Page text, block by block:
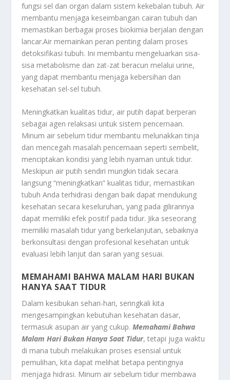
fungsi sel dan organ dalam sistem kekebalan tubuh. Air
membantu menjaga keseimbangan cairan tubuh dan
memastikan berbagai proses biokimia berjalan dengan
lancar.Air memainkan peran penting dalam proses
detoksifikasi tubuh. Ini membantu mengeluarkan sisa-
sisa metabolisme dan zat-zat beracun melalui urine,
yang dapat membantu menjaga kebersihan dan
kesehatan sel-sel tubuh.
Meningkatkan kualitas tidur, air putih dapat berperan
sebagai agen relaksasi untuk sistem pencernaan.
Minum air sebelum tidur membantu melunakkan tinja
dan mencegah masalah pencernaan seperti sembelit,
menciptakan kondisi yang lebih nyaman untuk tidur.
Meskipun air putih sendiri mungkin tidak secara
langsung “meningkatkan” kualitas tidur, memastikan
tubuh Anda terhidrasi dengan baik dapat mendukung
kesehatan secara keseluruhan, yang pada gilirannya
dapat memiliki efek positif pada tidur. Jika seseorang
memiliki masalah tidur yang berkelanjutan, sebaiknya
berkonsultasi dengan profesional kesehatan untuk
evaluasi lebih lanjut dan saran yang sesuai.
MEMAHAMI BAHWA MALAM HARI BUKAN
HANYA SAAT TIDUR
Dalam kesibukan sehari-hari, seringkali kita
mengesampingkan kebutuhan kesehatan dasar,
termasuk asupan air yang cukup.Memahami Bahwa
Malam Hari Bukan Hanya Saat Tidur, tetapi juga waktu
di mana tubuh melakukan proses esensial untuk
pemulihan, kita dapat melihat betapa pentingnya
menjaga hidrasi. Minum air sebelum tidur membawa